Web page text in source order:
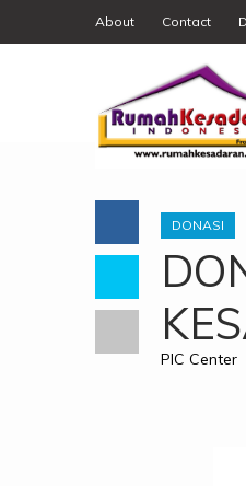
About Contact
DONASI
PIC Center